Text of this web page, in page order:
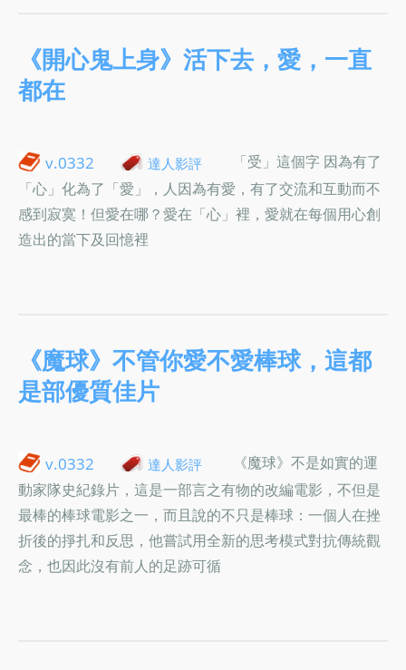
《開心鬼上身》活下去，愛，一直
都在
v.0332 達人影評
「受」這個字 因為有了
「心」化為了「愛」，人因為有愛，有了交流和互動而不
感到寂寞！但愛在哪？愛在「心」裡，愛就在每個用心創
造出的當下及回憶裡
《魔球》不管你愛不愛棒球，這都
是部優質佳片
v.0332 達人影評
《魔球》不是如實的運
動家隊史紀錄片，這是一部言之有物的改編電影，不但是
最棒的棒球電影之一，而且說的不只是棒球：一個人在挫
折後的掙扎和反思，他嘗試用全新的思考模式對抗傳統觀
念，也因此沒有前人的足跡可循